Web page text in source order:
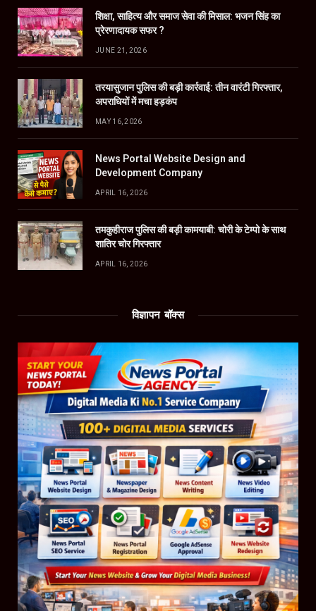
शिक्षा, साहित्य और समाज सेवा की मिसाल: भजन सिंह का
प्रेरणादायक सफर ?
JUNE 21, 2026
तरयासुजान पुलिस की बड़ी कार्रवाई: तीन वारंटी गिरफ्तार,
अपराधियों में मचा हड़कंप
MAY 16, 2026
News Portal Website Design and
Development Company
APRIL 16, 2026
तमकुहीराज पुलिस की बड़ी कामयाबी: चोरी के टेम्पो के साथ
शातिर चोर गिरफ्तार
APRIL 16, 2026
विज्ञापन बॉक्स